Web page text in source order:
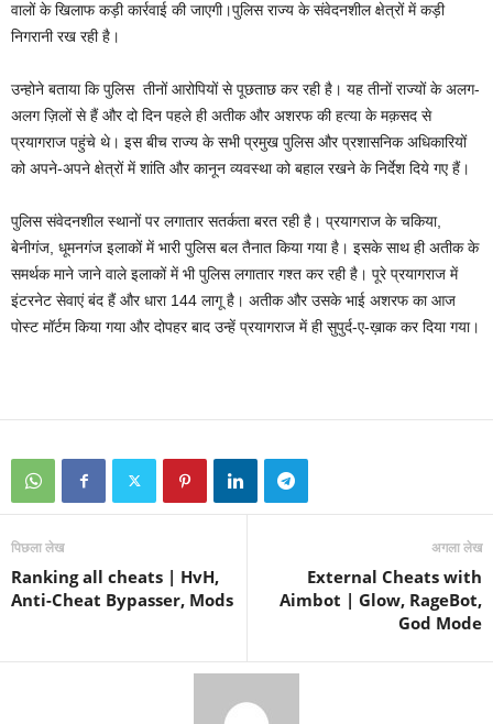
वालों के खिलाफ कड़ी कार्रवाई की जाएगी।पुलिस राज्य के संवेदनशील क्षेत्रों में कड़ी
निगरानी रख रही है।
उन्होने बताया कि पुलिस तीनों आरोपियों से पूछताछ कर रही है। यह तीनों राज्यों के अलग-
अलग ज़िलों से हैं और दो दिन पहले ही अतीक और अशरफ की हत्या के मक़सद से
प्रयागराज पहुंचे थे। इस बीच राज्य के सभी प्रमुख पुलिस और प्रशासनिक अधिकारियों
को अपने-अपने क्षेत्रों में शांति और कानून व्यवस्था को बहाल रखने के निर्देश दिये गए हैं।
पुलिस संवेदनशील स्थानों पर लगातार सतर्कता बरत रही है। प्रयागराज के चकिया,
बेनीगंज, धूमनगंज इलाकों में भारी पुलिस बल तैनात किया गया है। इसके साथ ही अतीक के
समर्थक माने जाने वाले इलाकों में भी पुलिस लगातार गश्त कर रही है। पूरे प्रयागराज में
इंटरनेट सेवाएं बंद हैं और धारा 144 लागू है। अतीक और उसके भाई अशरफ का आज
पोस्ट मॉर्टम किया गया और दोपहर बाद उन्हें प्रयागराज में ही सुपुर्द-ए-ख़ाक कर दिया गया।
पिछला लेख
Ranking all cheats | HvH,
Anti-Cheat Bypasser, Mods
अगला लेख
External Cheats with
Aimbot | Glow, RageBot,
God Mode